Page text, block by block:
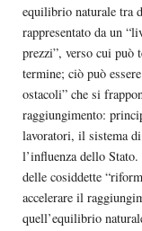
equilibrio naturale tra
rappresentato da un
prezzi”, verso cui può
termine; ciò può
ostacoli” che si
raggiungimento:
lavoratori, il sistema
l’influenza dello
delle cosiddette
accelerare il
quell’equilibrio